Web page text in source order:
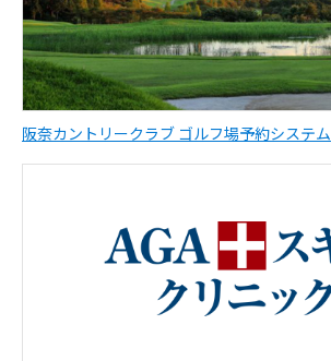
阪奈カントリークラブ ゴルフ場予約システム